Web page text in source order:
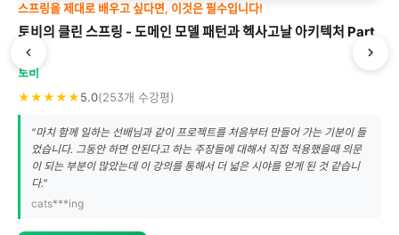
스프링을 제대로 배우고 싶다면, 이것은 필수입니다!
토비의 클린 스프링 - 도메인 모델 패턴과 헥사고날 아키텍처 Part
토비
★★★★★5.0(253개 수강평)
"마치 함께 일하는 선배님과 같이 프로젝트를 처음부터 만들어 가는 기분이 들
었습니다. 그동안 하면 안된다고 하는 주장들에 대해서 직접 적용했을때 의문
이 되는 부분이 많았는데 이 강의를 통해서 더 넓은 시야를 얻게 된 것 같습니
다."
cats***ing